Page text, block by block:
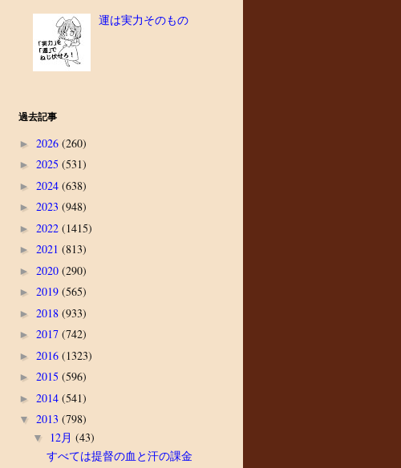
運は実力そのもの
過去記事
► 2026 (260)
► 2025 (531)
► 2024 (638)
► 2023 (948)
► 2022 (1415)
► 2021 (813)
► 2020 (290)
► 2019 (565)
► 2018 (933)
► 2017 (742)
► 2016 (1323)
► 2015 (596)
► 2014 (541)
▼ 2013 (798)
▼ 12月 (43)
すべては提督の血と汗の課金